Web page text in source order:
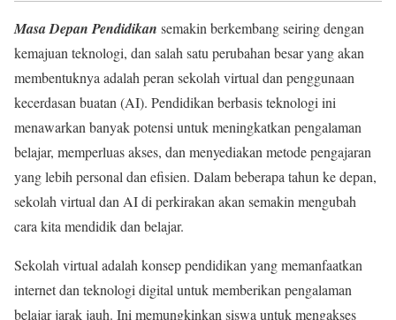
Masa Depan Pendidikan semakin berkembang seiring dengan
kemajuan teknologi, dan salah satu perubahan besar yang akan
membentuknya adalah peran sekolah virtual dan penggunaan
kecerdasan buatan (AI). Pendidikan berbasis teknologi ini
menawarkan banyak potensi untuk meningkatkan pengalaman
belajar, memperluas akses, dan menyediakan metode pengajaran
yang lebih personal dan efisien. Dalam beberapa tahun ke depan,
sekolah virtual dan AI di perkirakan akan semakin mengubah
cara kita mendidik dan belajar.
Sekolah virtual adalah konsep pendidikan yang memanfaatkan
internet dan teknologi digital untuk memberikan pengalaman
belajar jarak jauh. Ini memungkinkan siswa untuk mengakses